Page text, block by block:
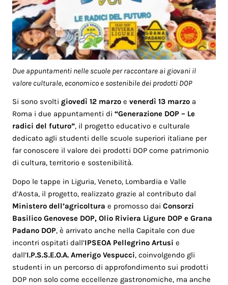
Due appuntamenti nelle scuole per raccontare ai giovani il
valore culturale, economico e sostenibile dei prodotti DOP
Si sono svoltigiovedì 12 marzo evenerdì 13 marzo a
Roma i due appuntamenti di“Generazione DOP – Le
radici del futuro”, il progetto educativo e culturale
dedicato agli studenti delle scuole superiori italiane per
far conoscere il valore dei prodotti DOP come patrimonio
di cultura, territorio e sostenibilità.
Dopo le tappe in Liguria, Veneto, Lombardia e Valle
d’Aosta, il progetto, realizzato grazie al contributo dal
Ministero dell’agricoltura e promosso daiConsorzi
Basilico Genovese DOP,Olio Riviera Ligure DOP eGrana
Padano DOP, è arrivato anche nella Capitale con due
incontri ospitati dall’IPSEOA Pellegrino Artusi e
dall’I.P.S.S.E.O.A. Amerigo Vespucci, coinvolgendo gli
studenti in un percorso di approfondimento sui prodotti
DOP non solo come eccellenze gastronomiche, ma anche